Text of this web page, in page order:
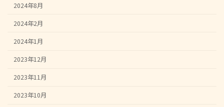
2024年8月
2024年2月
2024年1月
2023年12月
2023年11月
2023年10月